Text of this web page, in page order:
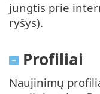
jungtis prie
ryšys).
Profiliai
Naujinimų